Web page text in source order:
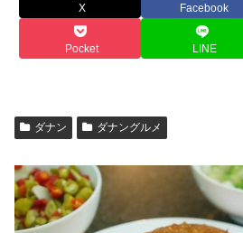
X Facebook
Pocket LINE
ダナン ダナングルメ